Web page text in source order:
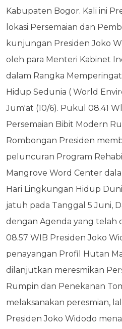
Kabupaten Bogor. Kali ini
lokasi Persemaian dan
kunjungan Presiden Joko
oleh para Menteri Kabinet
dalam Rangka
Hidup Sedunia ( World
Jum'at (10/6). Pukul 08.41
Persemaian Bibit Modern
Rombongan Presiden
peluncuran Program
Mangrove Word Center
Hari Lingkungan Hidup
jatuh pada Tanggal 5 Juni,
dengan Agenda yang telah
08.57 WIB Presiden Joko
penayangan Profil Hutan
dilanjutkan meresmikan
Rumpin dan Penekanan
melaksanakan peresmian,
Presiden Joko Widodo